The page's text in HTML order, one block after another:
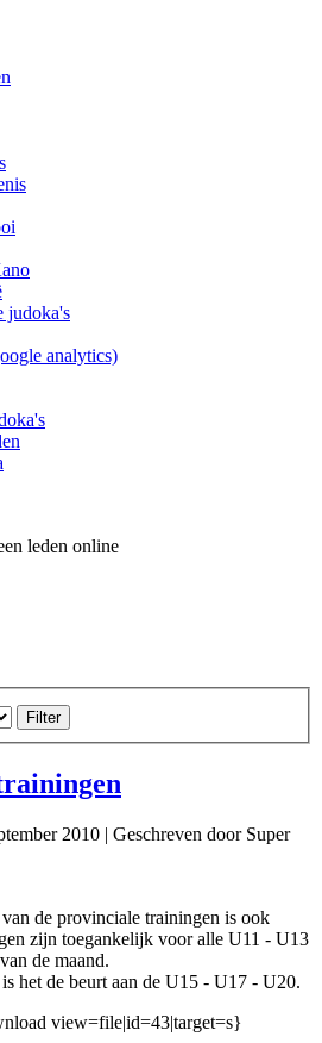
judoka's
analytics)
leden online
Filter
2010 | Geschreven door Super
de provinciale trainingen is ook
zijn toegankelijk voor alle U11 - U13
de maand.
het de beurt aan de U15 - U17 - U20.
view=file|id=43|target=s}